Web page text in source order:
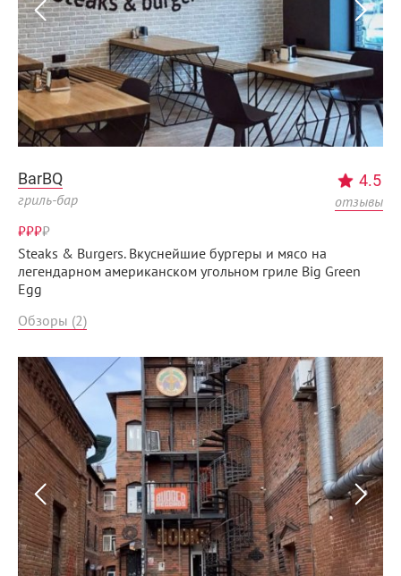
BarBQ
гриль-бар
4.5
отзывы
₽₽₽₽
Steaks & Burgers. Вкуснейшие бургеры и мясо на
легендарном американском угольном гриле Big Green
Egg
Обзоры (2)